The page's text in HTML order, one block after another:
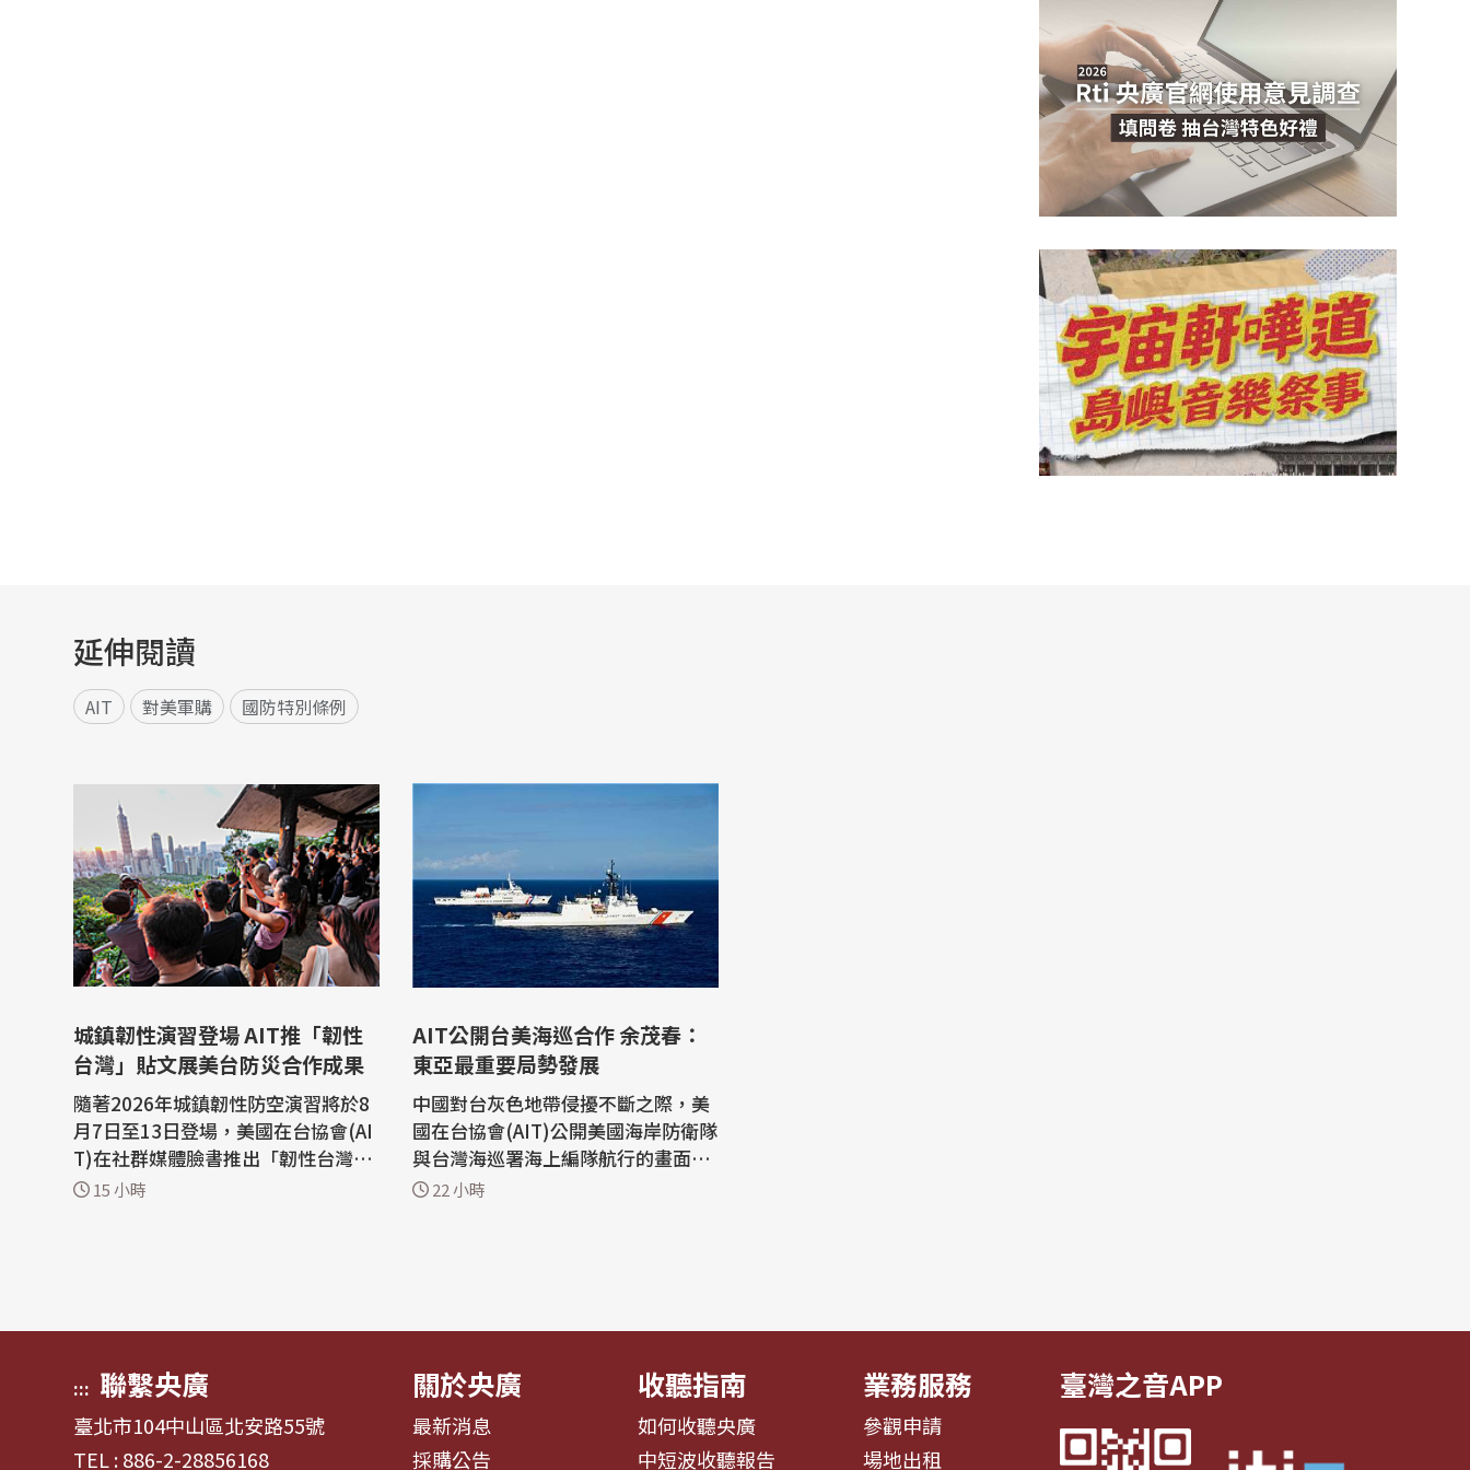
延伸閱讀
AIT 對美軍購 國防特別條例
城鎮韌性演習登場 AIT推「韌性
台灣」貼文展美台防災合作成果
隨著2026年城鎮韌性防空演習將於8
月7日至13日登場，美國在台協會(AI
T)在社群媒體臉書推出「韌性台灣」
系列貼文，希望大家重視台灣的社會
15 小時
AIT公開台美海巡合作 余茂春：
東亞最重要局勢發展
中國對台灰色地帶侵擾不斷之際，美
國在台協會(AIT)公開美國海岸防衛隊
與台灣海巡署海上編隊航行的畫面。
川普1.0中國政策重要智囊余茂春形
22 小時
::: 聯繫央廣
臺北市104中山區北安路55號
TEL : 886-2-28856168
關於央廣
最新消息
採購公告
收聽指南
如何收聽央廣
中短波收聽報告
業務服務
參觀申請
場地出租
臺灣之音APP